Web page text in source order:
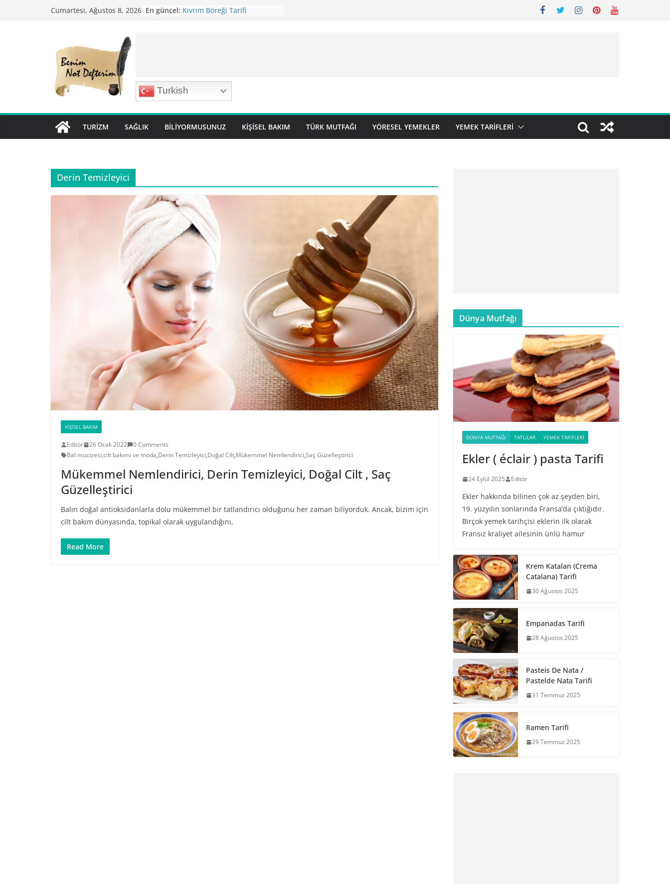
Cumartesi, Ağustos 8, 2026 En güncel: Kıvrım Böreği Tarifi
Turkish
TURIZM SAĞLIK BILIYORMUSUNUZ KIŞISEL BAKIM TÜRK MUTFAĞI YÖRESEL YEMEKLER YEMEK TARIFLERI
Derin Temizleyici
KIŞISEL BAKIM
Editör 26 Ocak 2022
0 Comments
Bal mucizesi,cilt bakımı ve moda,Derin Temizleyici,Doğal Cilt,Mükemmel Nemlendirici,Saç Güzelleştirici
Mükemmel Nemlendirici, Derin Temizleyici, Doğal Cilt , Saç
Güzelleştirici
Balın doğal antioksidanlarla dolu mükemmel bir tatlandırıcı olduğunu her zaman biliyorduk. Ancak, bizim için
cilt bakım dünyasında, topikal olarak uygulandığını,
Read More
Dünya Mutfağı
DÜNYA MUTFAĞI TATLILAR YEMEK TARIFLERI
Ekler ( éclair ) pasta Tarifi
24 Eylül 2025 Editör
Ekler hakkında bilinen çok az şeyden biri,
19. yüzyılın sonlarında Fransa’da çıktığıdır.
Birçok yemek tarihçisi eklerin ilk olarak
Fransız kraliyet ailesinin ünlü hamur
Krem Katalan (Crema
Catalana) Tarifi
30 Ağustos 2025
Empanadas Tarifi
28 Ağustos 2025
Pasteis De Nata /
Pastelde Nata Tarifi
31 Temmuz 2025
Ramen Tarifi
29 Temmuz 2025